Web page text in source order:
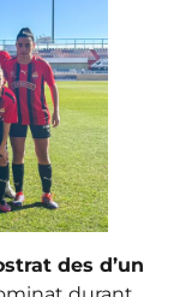
des d’un